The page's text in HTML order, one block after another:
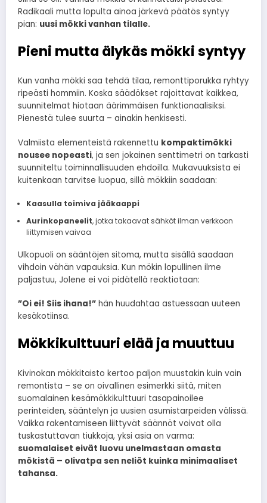
Radikaali mutta lopulta ainoa järkevä päätös syntyy
pian: uusi mökki vanhan tilalle.
Pieni mutta älykäs mökki syntyy
Kun vanha mökki saa tehdä tilaa, remonttiporukka ryhtyy
ripeästi hommiin. Koska säädökset rajoittavat kaikkea,
suunnitelmat hiotaan äärimmäisen funktionaalisiksi.
Pienestä tulee suurta – ainakin henkisesti.
Valmiista elementeistä rakennettu kompaktimökki
nousee nopeasti, ja sen jokainen senttimetri on tarkasti
suunniteltu toiminnallisuuden ehdoilla. Mukavuuksista ei
kuitenkaan tarvitse luopua, sillä mökkiin saadaan:
Kaasulla toimiva jääkaappi
Aurinkopaneelit, jotka takaavat sähköt ilman verkkoon
liittymisen vaivaa
Ulkopuoli on sääntöjen sitoma, mutta sisällä saadaan
vihdoin vähän vapauksia. Kun mökin lopullinen ilme
paljastuu, Jolene ei voi pidätellä reaktiotaan:
”Oi ei! Siis ihana!” hän huudahtaa astuessaan uuteen
kesäkotiinsa.
Mökkikulttuuri elää ja muuttuu
Kivinokan mökkitaisto kertoo paljon muustakin kuin vain
remontista – se on oivallinen esimerkki siitä, miten
suomalainen kesämökkikulttuuri tasapainoilee
perinteiden, sääntelyn ja uusien asumistarpeiden välissä.
Vaikka rakentamiseen liittyvät säännöt voivat olla
tuskastuttavan tiukkoja, yksi asia on varma:
suomalaiset eivät luovu unelmastaan omasta
mökistä – olivatpa sen neliöt kuinka minimaaliset
tahansa.